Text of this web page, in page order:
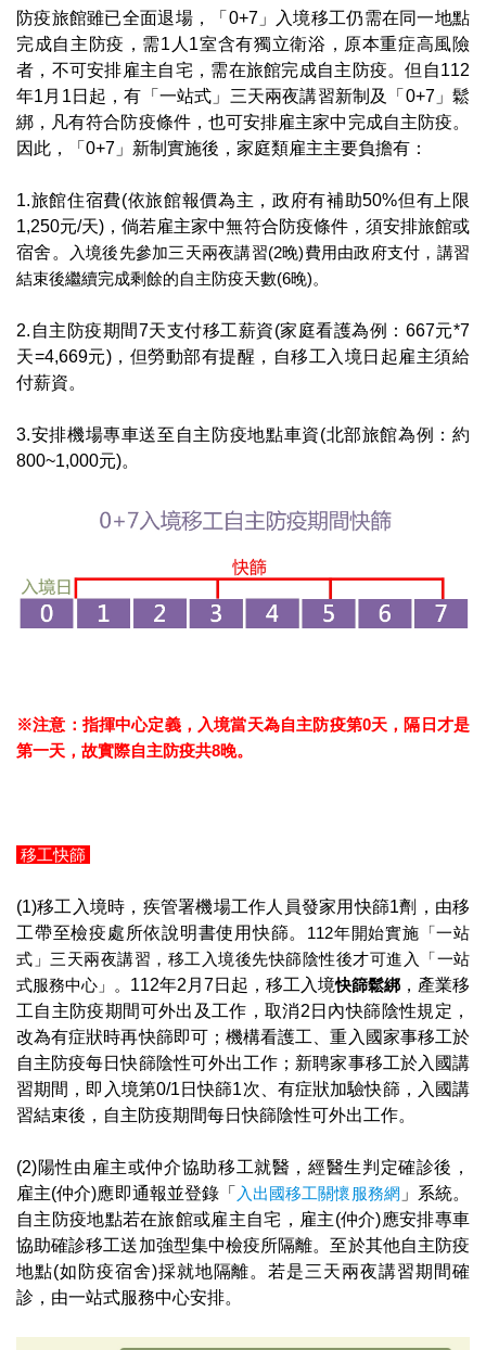
防疫旅館雖已全面退場，「0+7」入境移工仍需在同一地點
完成自主防疫，需1人1室含有獨立衛浴，原本重症高風險
者，不可安排雇主自宅，需在旅館完成自主防疫。但自112
年1月1日起，有「一站式」三天兩夜講習新制及「0+7」鬆
綁，凡有符合防疫條件，也可安排雇主家中完成自主防疫。
因此，「0+7」新制實施後，家庭類雇主主要負擔有：
1.旅館住宿費(依旅館報價為主，政府有補助50%但有上限
1,250元/天)，倘若雇主家中無符合防疫條件，須安排旅館或
宿舍。
入境後先參加三天兩夜講習(2晚)費用由政府支付，講習
結束後繼續完成剩餘的自主防疫天數(6晚)。
2.自主防疫期間7天支付移工薪資(家庭看護為例：667元*7
天=4,669元)，但勞動部有提醒，自移工入境日起雇主須給
付薪資。
3.安排機場專車送至自主防疫地點車資(北部旅館為例：約
800~1,000元)。
※注意：指揮中心定義，入境當天為自主防疫第0天，隔日才是
第一天，故實際自主防疫共8晚。
移工快篩
(1)移工入境時，疾管署機場工作人員發家用快篩1劑，由移
工帶至檢疫處所依說明書使用快篩。 112年開始實施「一站
式」三天兩夜講習，移工入境後先快篩陰性後才可進入「一站
式服務中心」。 112年2月7日起，移工入境快篩鬆綁 ，產業移
工自主防疫期間可外出及工作，取消2日內快篩陰性規定，
改為有症狀時再快篩即可；機構看護工、重入國家事移工於
自主防疫每日快篩陰性可外出工作；新聘家事移工於入國講
習期間，即入境第0/1日快篩1次、有症狀加驗快篩，入國講
習結束後，自主防疫期間每日快篩陰性可外出工作。
(2)陽性由雇主或仲介協助移工就醫，經醫生判定確診後，
雇主(仲介)應即通報並登錄「 入出國移工關懷服務網 」系統。
自主防疫地點若在旅館或雇主自宅，雇主(仲介)應安排專車
協助確診移工送加強型集中檢疫所隔離。至於其他自主防疫
地點(如防疫宿舍)採就地隔離。若是三天兩夜講習期間確
診，由一站式服務中心安排。